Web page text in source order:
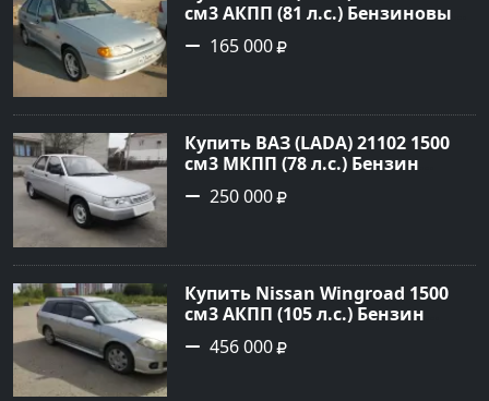
см3 АКПП (81 л.с.) Бензиновый
в Новороссийск: цвет серый
Хетчбэк 2008 года по цене
165 000
Купить ВАЗ (LADA) 21102 1500
см3 МКПП (78 л.с.) Бензин
карбюратор в Небуг: цвет
Серебро Седан 2001 года по
Авторынок23
250 000
Купить Nissan Wingroad 1500
см3 АКПП (105 л.с.) Бензин
инжектор в Армавир: цвет
Серебристый Универсал 2002
456 000